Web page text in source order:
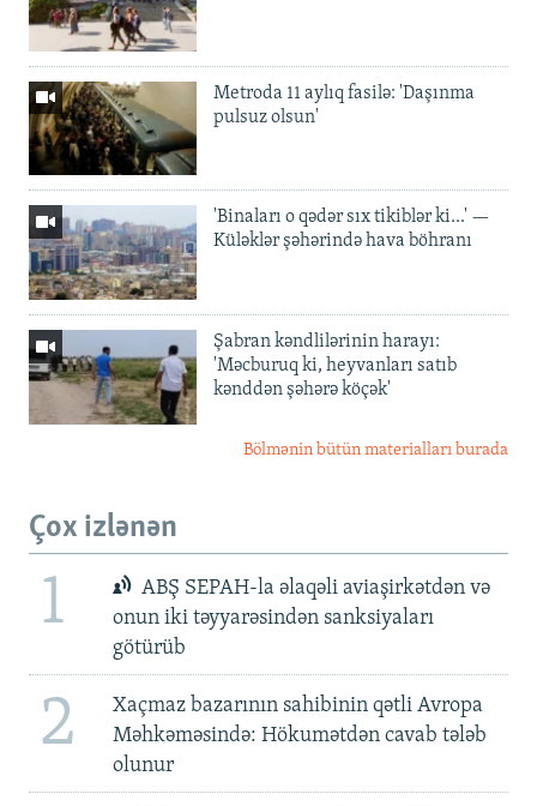
Metroda 11 aylıq fasilə: 'Daşınma
pulsuz olsun'
'Binaları o qədər sıx tikiblər ki...' —
Küləklər şəhərində hava böhranı
Şabran kəndlilərinin harayı:
'Məcburuq ki, heyvanları satıb
kənddən şəhərə köçək'
Bölmənin bütün materialları burada
Çox izlənən
1
ABŞ SEPAH-la əlaqəli aviaşirkətdən və
onun iki təyyarəsindən sanksiyaları
götürüb
2
Xaçmaz bazarının sahibinin qətli Avropa
Məhkəməsində: Hökumətdən cavab tələb
olunur